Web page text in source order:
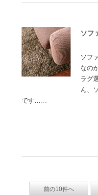
ソフ
ソフ
なの
ラグ
ん、
です……
前の10件へ